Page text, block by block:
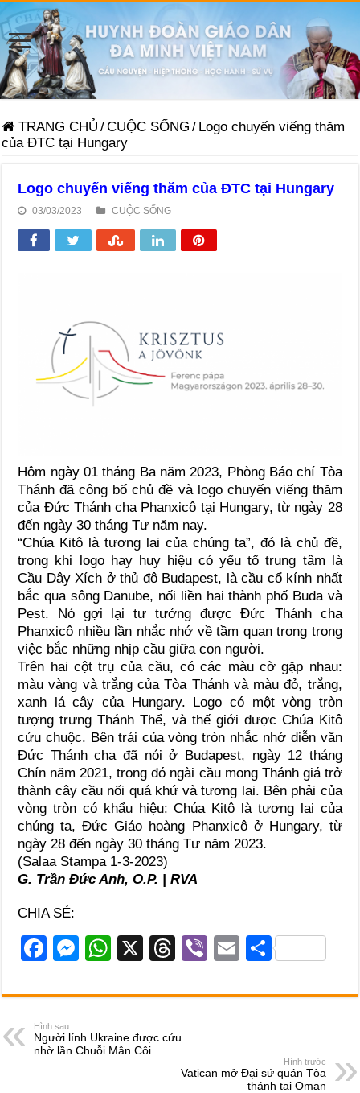
TRANG CHỦ /CUỘC SỐNG / Logo chuyến viếng thăm
của ĐTC tại Hungary
Logo chuyến viếng thăm của ĐTC tại Hungary
03/03/2023 CUỘC SỐNG
Hôm ngày 01 tháng Ba năm 2023, Phòng Báo chí Tòa
Thánh đã công bố chủ đề và logo chuyến viếng thăm
của Đức Thánh cha Phanxicô tại Hungary, từ ngày 28
đến ngày 30 tháng Tư năm nay.
“Chúa Kitô là tương lai của chúng ta”, đó là chủ đề,
trong khi logo hay huy hiệu có yếu tố trung tâm là
Cầu Dây Xích ở thủ đô Budapest, là cầu cổ kính nhất
bắc qua sông Danube, nối liền hai thành phố Buda và
Pest. Nó gợi lại tư tưởng được Đức Thánh cha
Phanxicô nhiều lần nhắc nhớ về tầm quan trọng trong
việc bắc những nhịp cầu giữa con người.
Trên hai cột trụ của cầu, có các màu cờ gặp nhau:
màu vàng và trắng của Tòa Thánh và màu đỏ, trắng,
xanh lá cây của Hungary. Logo có một vòng tròn
tượng trưng Thánh Thể, và thế giới được Chúa Kitô
cứu chuộc. Bên trái của vòng tròn nhắc nhớ diễn văn
Đức Thánh cha đã nói ở Budapest, ngày 12 tháng
Chín năm 2021, trong đó ngài cầu mong Thánh giá trở
thành cây cầu nối quá khứ và tương lai. Bên phải của
vòng tròn có khẩu hiệu: Chúa Kitô là tương lai của
chúng ta, Đức Giáo hoàng Phanxicô ở Hungary, từ
ngày 28 đến ngày 30 tháng Tư năm 2023.
(Salaa Stampa 1-3-2023)
G. Trần Đức Anh, O.P. | RVA
CHIA SẺ:
F
c
e
b
M
ss
n
W
at
A
X
T
e
d
s
Vi
er
E
ail
S
ar
Hình sau
Người lính Ukraine được cứu
nhờ lần Chuỗi Mân Côi
Hình trước
Vatican mở Đại sứ quán Tòa
thánh tại Oman